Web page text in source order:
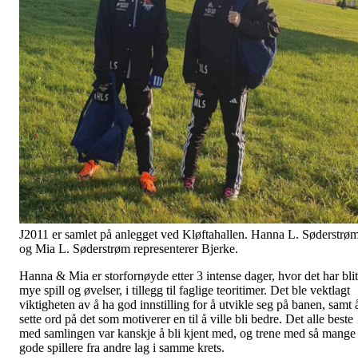
J2011 er samlet på anlegget ved Kløftahallen. Hanna L.
og Mia L. Søderstrøm representerer Bjerke.
Hanna & Mia er storfornøyde etter 3 intense dager, hvor det har
mye spill og øvelser, i tillegg til faglige teoritimer. Det ble vektlagt
viktigheten av å ha god innstilling for å utvikle seg på banen, samt
sette ord på det som motiverer en til å ville bli bedre. Det alle beste
med samlingen var kanskje å bli kjent med, og trene med så mange
gode spillere fra andre lag i samme krets.